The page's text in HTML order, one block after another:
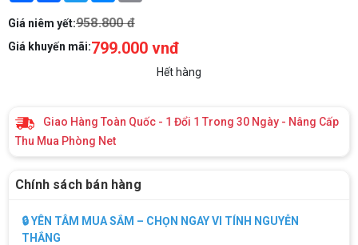
Giá niêm yết:958.800 đ
Giá khuyến mãi:799.000 vnđ
Hết hàng
Giao Hàng Toàn Quốc - 1 Đổi 1 Trong 30 Ngày - Nâng Cấp
Thu Mua Phòng Net
Chính sách bán hàng
🔒 YÊN TÂM MUA SẮM – CHỌN NGAY VI TÍNH NGUYỄN
THẮNG